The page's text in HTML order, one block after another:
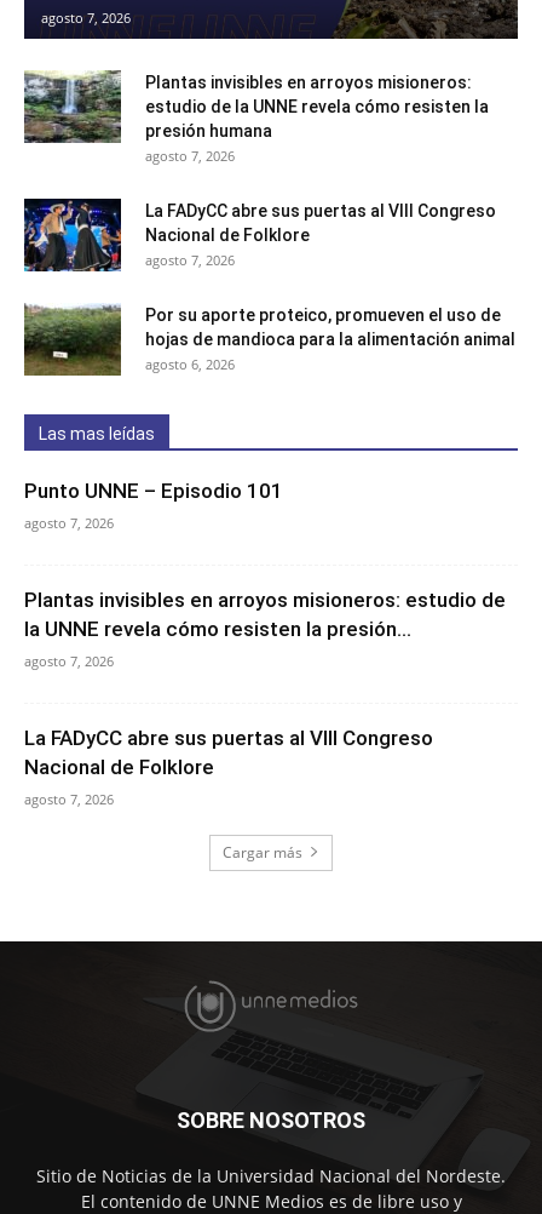
agosto 7, 2026
Plantas invisibles en arroyos misioneros:
estudio de la UNNE revela cómo resisten la
presión humana
agosto 7, 2026
La FADyCC abre sus puertas al VIII Congreso
Nacional de Folklore
agosto 7, 2026
Por su aporte proteico, promueven el uso de
hojas de mandioca para la alimentación animal
agosto 6, 2026
Las mas leídas
Punto UNNE – Episodio 101
agosto 7, 2026
Plantas invisibles en arroyos misioneros: estudio de
la UNNE revela cómo resisten la presión...
agosto 7, 2026
La FADyCC abre sus puertas al VIII Congreso
Nacional de Folklore
agosto 7, 2026
Cargar más
SOBRE NOSOTROS
Sitio de Noticias de la Universidad Nacional del Nordeste.
El contenido de UNNE Medios es de libre uso y